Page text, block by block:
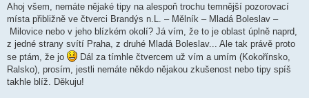
í
s
p
ě
e
k
Ahoj všem, nemáte nějaké tipy na alespoň trochu temnější pozorovací
místa přibližně ve čtverci Brandýs n.L. – Mělník – Mladá Boleslav –
Milovice nebo v jeho blízkém okolí? Já vím, že to je oblast úplně naprd,
z jedné strany svítí Praha, z druhé Mladá Boleslav... Ale tak právě proto
se ptám, že jo
Dál za tímhle čtvercem už vím a umím (Kokořínsko,
Ralsko), prosím, jestli nemáte někdo nějakou zkušenost nebo tipy spíš
takhle blíž. Děkuju!